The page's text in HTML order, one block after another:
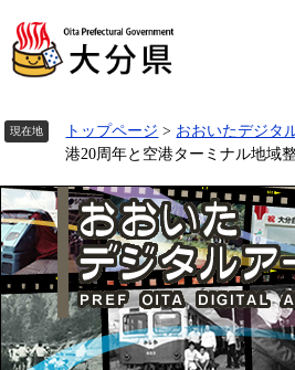
ジ
頭
。
現在地 トップページ > おおいたデジタ
港20周年と空港ターミナル地域